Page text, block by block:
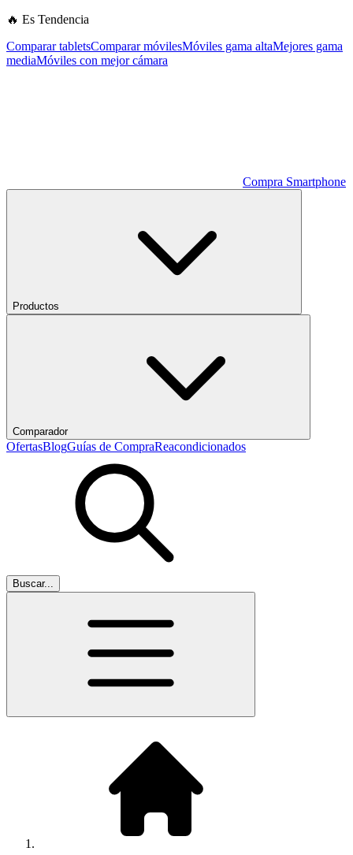
🔥 Es Tendencia
Comparar tabletsComparar móvilesMóviles gama altaMejores gama
mediaMóviles con mejor cámara
Compra Smartphone
Productos
Comparador
OfertasBlogGuías de CompraReacondicionados
Buscar...